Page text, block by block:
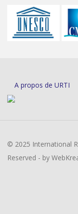
A propos de URTI
© 2025 International
Reserved - by